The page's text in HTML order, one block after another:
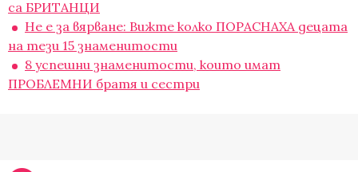
са БРИТАНЦИ
Не е за вярване: Вижте колко ПОРАСНАХА децата
на тези 15 знаменитости
8 успешни знаменитости, които имат
ПРОБЛЕМНИ братя и сестри